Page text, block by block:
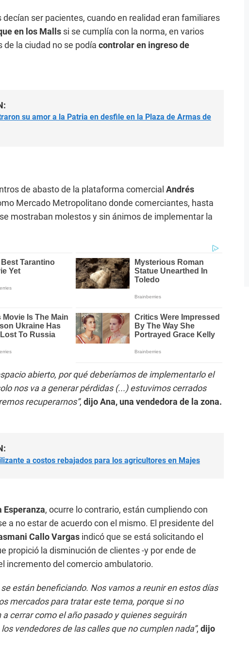
decían ser pacientes, cuando en realidad eran familiares
en los Malls si se cumplía con la norma, en varios
la ciudad no se podía controlar en ingreso de
su amor a la Patria en desfile en la Plaza de Armas de
de abasto de la plataforma comercial Andrés
Mercado Metropolitano donde comerciantes, hasta
mostraban molestos y sin ánimos de implementar la
abierto, por qué deberíamos de implementarlo el
nos va a generar pérdidas (...) estuvimos cerrados
recuperarnos”, dijo Ana, una vendedora de la zona.
a costos rebajados para los agricultores en Majes
Esperanza, ocurre lo contrario, están cumpliendo con
a no estar de acuerdo con el mismo. El presidente del
Callo Vargas indicó que se está solicitando el
propició la disminución de clientes -y por ende de
incremento del comercio ambulatorio.
se están beneficiando. Nos vamos a reunir en estos días
mercados para tratar este tema, porque si no
cerrar como el año pasado y quienes seguirán
vendedores de las calles que no cumplen nada”, dijo